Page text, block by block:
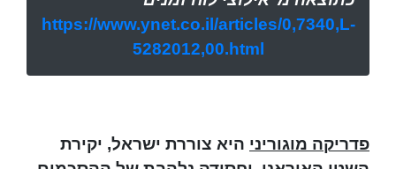
https://www.ynet.co.il/articles/0,7340,L-
5282012,00.html
פדריקה מוגוריני היא צוררת ישראל, יקירת